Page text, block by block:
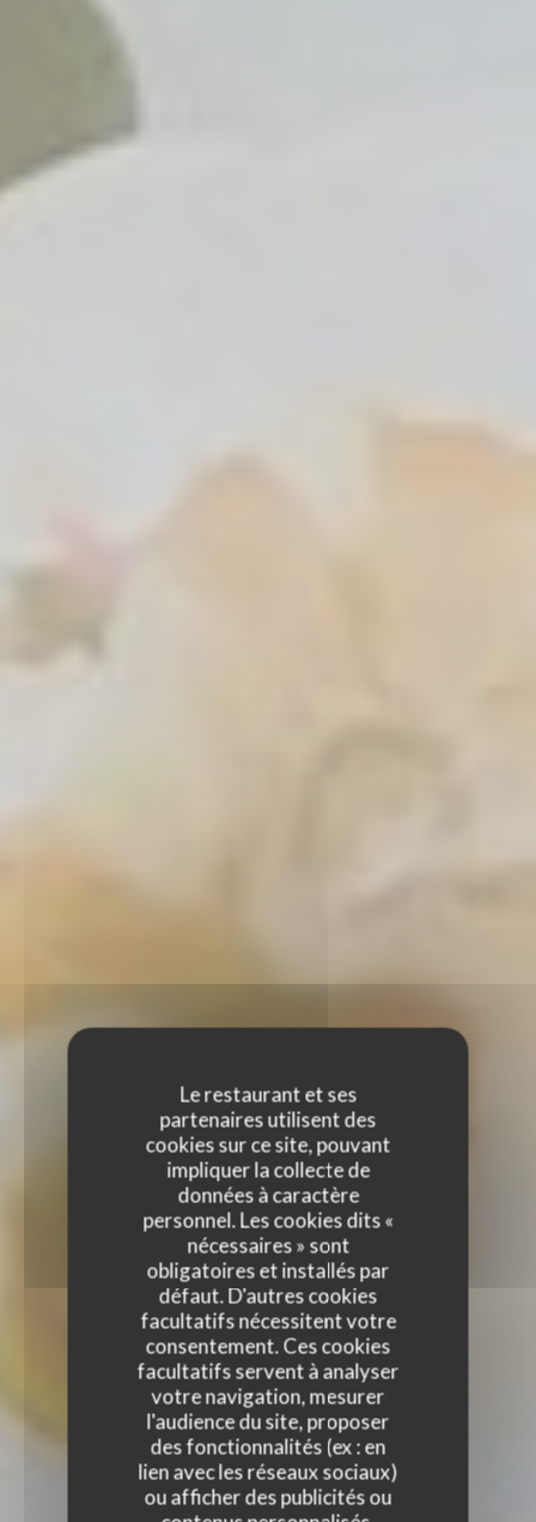
Le restaurant et ses
partenaires utilisent des
cookies sur ce site, pouvant
impliquer la collecte de
données à caractère
personnel. Les cookies dits «
nécessaires » sont
obligatoires et installés par
défaut. D'autres cookies
facultatifs nécessitent votre
consentement. Ces cookies
facultatifs servent à analyser
votre navigation, mesurer
l'audience du site, proposer
des fonctionnalités (ex : en
lien avec les réseaux sociaux)
ou afficher des publicités ou